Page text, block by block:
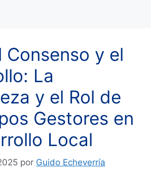
Consenso y el
La
y el Rol de
Gestores en
Local
por Guido Echeverría